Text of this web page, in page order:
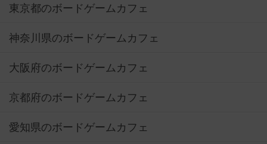
東京都のボードゲームカフェ
神奈川県のボードゲームカフェ
大阪府のボードゲームカフェ
京都府のボードゲームカフェ
愛知県のボードゲームカフェ